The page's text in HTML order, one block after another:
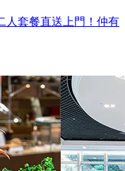
人套餐直送上門！仲有